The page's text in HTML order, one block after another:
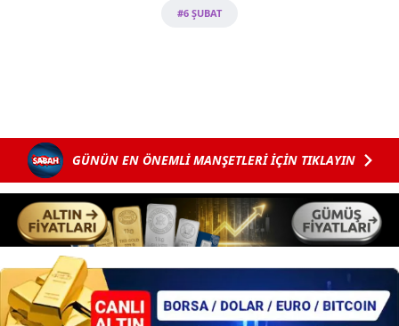
#6 ŞUBAT
GÜNÜN EN ÖNEMLİ MANŞETLERİ İÇİN TIKLAYIN